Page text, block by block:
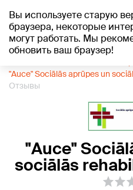
Вы используете старую
браузера, некоторые
могут работать. Мы
обновить ваш браузер!
+19°C
"Auce" Sociālās aprūpes un
Отзывы
"Auce"
sociālās